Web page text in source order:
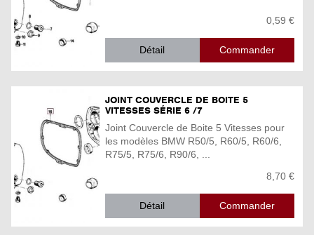
0,59 €
Détail
JOINT COUVERCLE DE BOITE 5
VITESSES SÉRIE 6 /7
Joint Couvercle de Boite 5 Vitesses pour
les modèles BMW R50/5, R60/5, R60/6,
R75/5, R75/6, R90/6, ...
8,70 €
Détail